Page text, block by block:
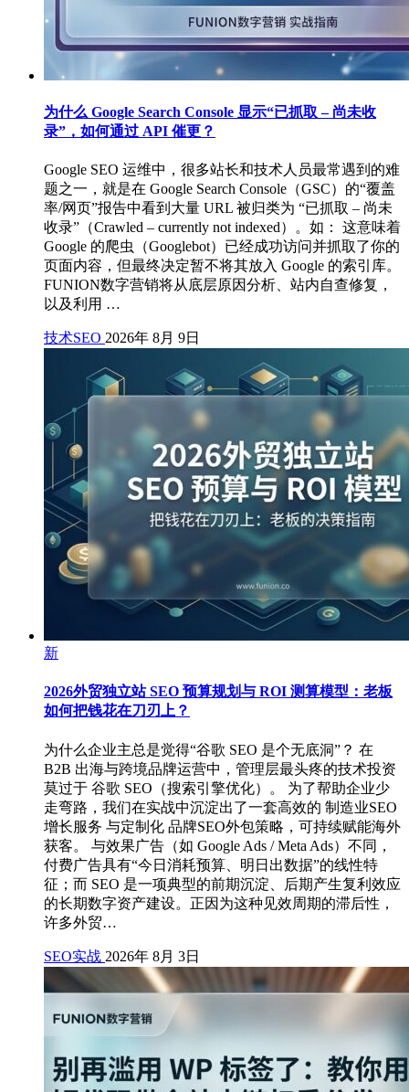
为什么 Google Search Console 显示“已抓取 – 尚未收
录”，如何通过 API 催更？
Google SEO 运维中，很多站长和技术人员最常遇到的难
题之一，就是在 Google Search Console（GSC）的“覆盖
率/网页”报告中看到大量 URL 被归类为 “已抓取 – 尚未
收录”（Crawled – currently not indexed）。如： 这意味着
Google 的爬虫（Googlebot）已经成功访问并抓取了你的
页面内容，但最终决定暂不将其放入 Google 的索引库。
FUNION数字营销将从底层原因分析、站内自查修复，
以及利用 …
技术SEO 2026年 8月 9日
新
2026外贸独立站 SEO 预算规划与 ROI 测算模型：老板
如何把钱花在刀刃上？
为什么企业主总是觉得“谷歌 SEO 是个无底洞”？ 在
B2B 出海与跨境品牌运营中，管理层最头疼的技术投资
莫过于 谷歌 SEO（搜索引擎优化）。 为了帮助企业少
走弯路，我们在实战中沉淀出了一套高效的 制造业SEO
增长服务 与定制化 品牌SEO外包策略，可持续赋能海外
获客。 与效果广告（如 Google Ads / Meta Ads）不同，
付费广告具有“今日消耗预算、明日出数据”的线性特
征；而 SEO 是一项典型的前期沉淀、后期产生复利效应
的长期数字资产建设。正因为这种见效周期的滞后性，
许多外贸…
SEO实战 2026年 8月 3日